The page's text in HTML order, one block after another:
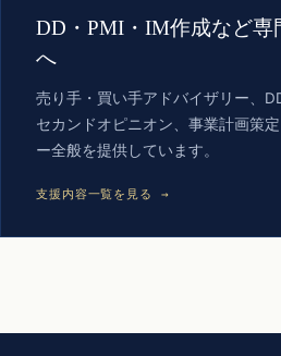
DD・PMI・IM作成など専
へ
売り手・買い手アドバイザリー、
セカンドオピニオン、事業計画策
ー全般を提供しています。
支援内容一覧を見る →